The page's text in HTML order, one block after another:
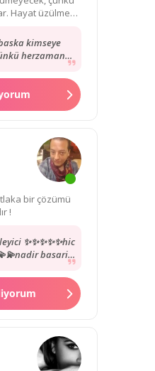
Hayat üzülmek
kimseye
herzaman
rahatlatiyor...
bir çözümü
!
✨✨✨✨✨hic
basarili
karsi